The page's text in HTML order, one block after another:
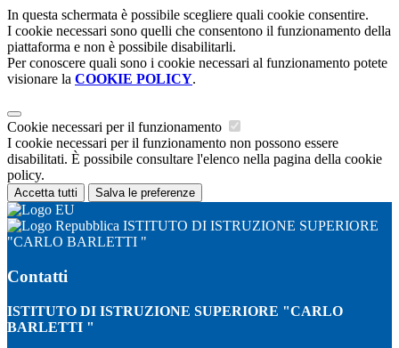
In questa schermata è possibile scegliere quali cookie consentire.
I cookie necessari sono quelli che consentono il funzionamento della
piattaforma e non è possibile disabilitarli.
Per conoscere quali sono i cookie necessari al funzionamento potete
visionare la COOKIE POLICY.
Cookie necessari per il funzionamento
I cookie necessari per il funzionamento non possono essere
disabilitati. È possibile consultare l'elenco nella pagina della cookie
policy.
Accetta tutti Salva le preferenze
ISTITUTO DI ISTRUZIONE SUPERIORE
"CARLO BARLETTI "
Contatti
ISTITUTO DI ISTRUZIONE SUPERIORE "CARLO
BARLETTI "